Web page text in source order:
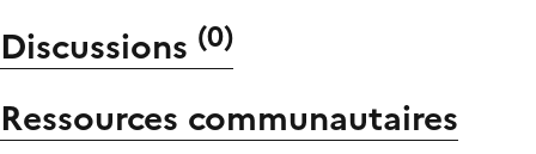
Discussions (0)
Ressources communautaires